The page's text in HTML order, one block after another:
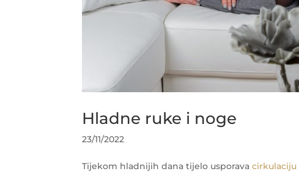
Hladne ruke i noge
23/11/2022
Tijekom hladnijih dana tijelo usporavacirkulaciju